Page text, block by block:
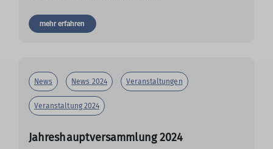
mehr erfahren
News News 2024 Veranstaltungen
Veranstaltung 2024
Jahreshauptversammlung 2024